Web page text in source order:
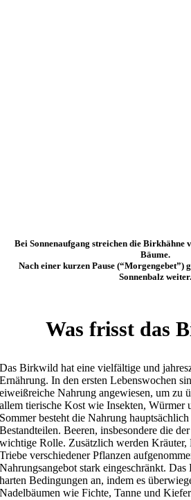
Bei Sonnenaufgang streichen die Birkhähne
Bäume.
Nach einer kurzen Pause (“Morgengebet”)
Sonnenbalz weiter.
Was frisst das
Das Birkwild hat eine vielfältige und
Ernährung. In den ersten Lebenswochen
eiweißreiche Nahrung angewiesen, um zu
allem tierische Kost wie Insekten, Würmer
Sommer besteht die Nahrung
Bestandteilen. Beeren, insbesondere die
wichtige Rolle. Zusätzlich werden Kräuter,
Triebe verschiedener Pflanzen
Nahrungsangebot stark eingeschränkt.
harten Bedingungen an, indem es
Nadelbäumen wie Fichte, Tanne und